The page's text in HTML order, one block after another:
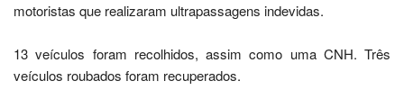
motoristas que realizaram ultrapassagens indevidas.
13 veículos foram recolhidos, assim como uma CNH. Três
veículos roubados foram recuperados.